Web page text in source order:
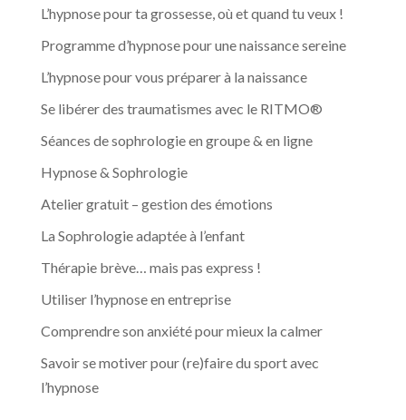
L’hypnose pour ta grossesse, où et quand tu veux !
Programme d’hypnose pour une naissance sereine
L’hypnose pour vous préparer à la naissance
Se libérer des traumatismes avec le RITMO®
Séances de sophrologie en groupe & en ligne
Hypnose & Sophrologie
Atelier gratuit – gestion des émotions
La Sophrologie adaptée à l’enfant
Thérapie brève… mais pas express !
Utiliser l’hypnose en entreprise
Comprendre son anxiété pour mieux la calmer
Savoir se motiver pour (re)faire du sport avec
l’hypnose